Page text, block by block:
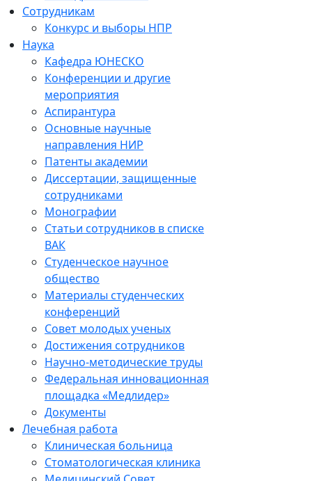
Сотрудникам
Конкурс и выборы НПР
Наука
Кафедра ЮНЕСКО
Конференции и другие
мероприятия
Аспирантура
Основные научные
направления НИР
Патенты академии
Диссертации, защищенные
сотрудниками
Монографии
Статьи сотрудников в списке
ВАК
Студенческое научное
общество
Материалы студенческих
конференций
Совет молодых ученых
Достижения сотрудников
Научно-методические труды
Федеральная инновационная
площадка «Медлидер»
Документы
Лечебная работа
Клиническая больница
Стоматологическая клиника